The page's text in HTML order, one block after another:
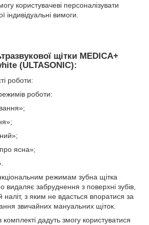
користувачеві персоналізувати
індивідуальні вимоги.
щітки MEDICA+
(ULTASONIC):
роботи:
роботи:
ясна»;
режимам зубна щітка
видаляє забруднення з поверхні зубів,
наліт, з яким не вдасться впоратися за
звичайних мануальних щіток.
комплекті дадуть змогу користуватися